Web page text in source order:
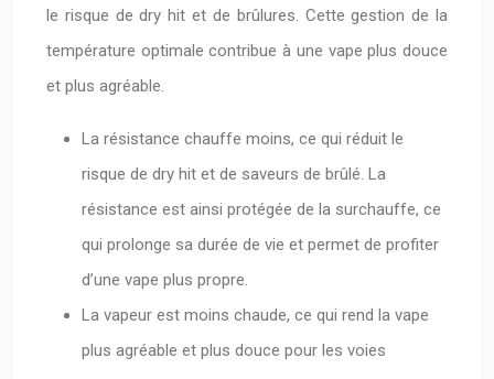
le risque de dry hit et de brûlures. Cette gestion de la
température optimale contribue à une vape plus douce
et plus agréable.
La résistance chauffe moins, ce qui réduit le
risque de dry hit et de saveurs de brûlé. La
résistance est ainsi protégée de la surchauffe, ce
qui prolonge sa durée de vie et permet de profiter
d’une vape plus propre.
La vapeur est moins chaude, ce qui rend la vape
plus agréable et plus douce pour les voies